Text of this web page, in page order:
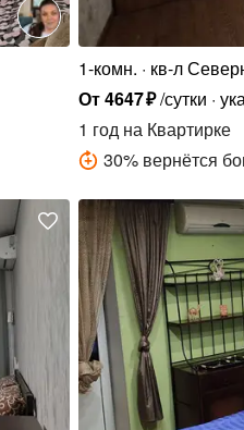
1-комн.
кв-л
От4647₽/сутки
1 год на Квартирке
30% вернётся